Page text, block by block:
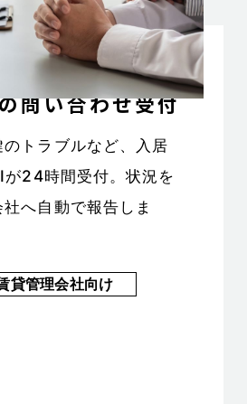
問い合わせ受付
トラブルなど、入居
24時間受付。状況を
へ自動で報告しま
貸管理会社向け